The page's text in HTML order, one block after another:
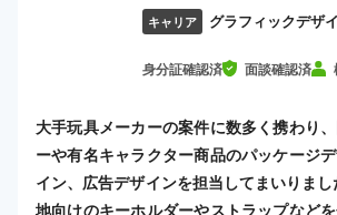
キャリア グラフィックデザ
身分証確認済 面談確認済
大手玩具メーカーの案件に数多く携わり
ーや有名キャラクター商品のパッケージ
イン、広告デザインを担当してまいりま
地向けのキーホルダーやストラップなど